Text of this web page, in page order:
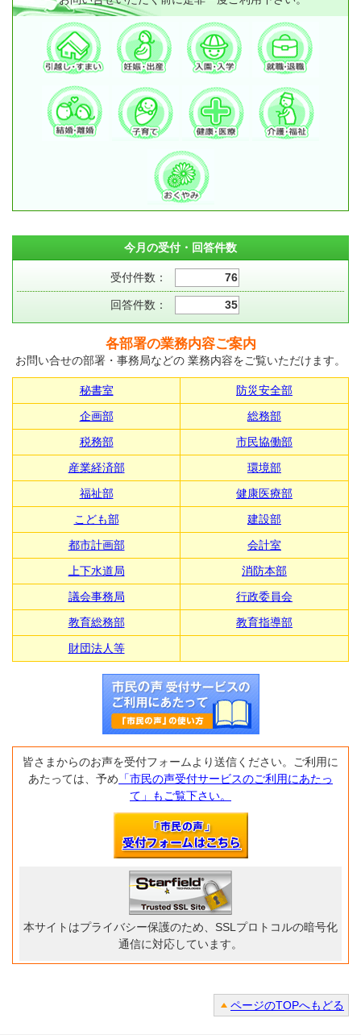
今月の受付・回答件数
受付件数： 76
回答件数： 35
各部署の業務内容ご案内
お問い合せの部署・事務局などの 業務内容をご覧いただけます。
秘書室
防災安全部
企画部
総務部
税務部
市民協働部
産業経済部
環境部
福祉部
健康医療部
こども部
建設部
都市計画部
会計室
上下水道局
消防本部
議会事務局
行政委員会
教育総務部
教育指導部
財団法人等
皆さまからのお声を受付フォームより送信ください。ご利用に
あたっては、予め 「市民の声受付サービスのご利用にあたっ
て」もご覧下さい。
本サイトはプライバシー保護のため、SSLプロトコルの暗号化
通信に対応しています。
ページのTOPへもどる